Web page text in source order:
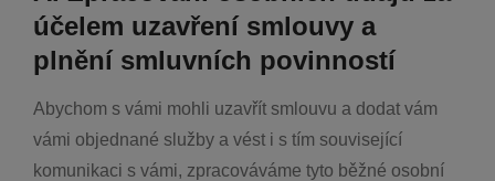
účelem uzavření smlouvy a
plnění smluvních povinností
Abychom s vámi mohli uzavřít smlouvu a dodat vám
vámi objednané služby a vést i s tím související
komunikaci s vámi, zpracováváme tyto běžné osobní